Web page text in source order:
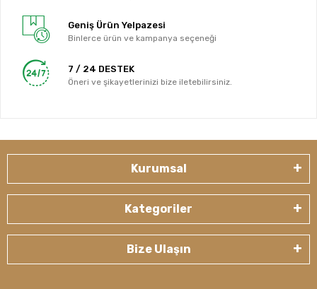
Geniş Ürün Yelpazesi
Binlerce ürün ve kampanya seçeneği
7 / 24 DESTEK
Öneri ve şikayetlerinizi bize iletebilirsiniz.
Kurumsal
Kategoriler
Bize Ulaşın